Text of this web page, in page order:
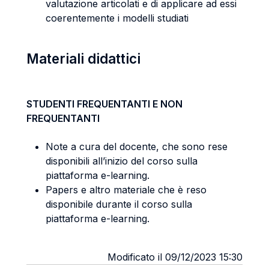
valutazione articolati e di applicare ad essi
coerentemente i modelli studiati
Materiali didattici
STUDENTI FREQUENTANTI E NON
FREQUENTANTI
Note a cura del docente, che sono rese
disponibili all’inizio del corso sulla
piattaforma e-learning.
Papers e altro materiale che è reso
disponibile durante il corso sulla
piattaforma e-learning.
Modificato il 09/12/2023 15:30